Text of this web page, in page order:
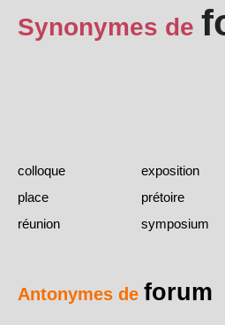
Synonymes de
colloque
exposition
place
prétoire
réunion
symposium
Antonymes de forum